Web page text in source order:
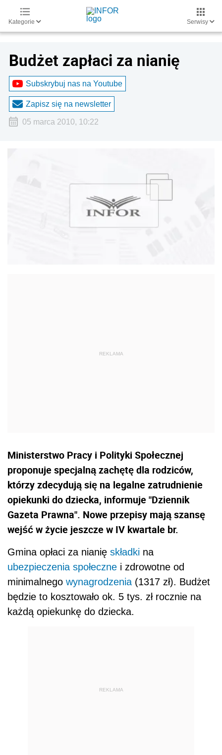
Kategorie Serwisy
Budżet zapłaci za nianię
Subskrybuj nas na Youtube
Zapisz się na newsletter
05 marca 2010, 10:22
Ministerstwo Pracy i Polityki Społecznej
proponuje specjalną zachętę dla rodziców,
którzy zdecydują się na legalne zatrudnienie
opiekunki do dziecka, informuje "Dziennik
Gazeta Prawna". Nowe przepisy mają szansę
wejść w życie jeszcze w IV kwartale br.
Gmina opłaci za nianię składki na
ubezpieczenia społeczne i zdrowotne od
minimalnego wynagrodzenia (1317 zł). Budżet
będzie to kosztowało ok. 5 tys. zł rocznie na
każdą opiekunkę do dziecka.
REKLAMA